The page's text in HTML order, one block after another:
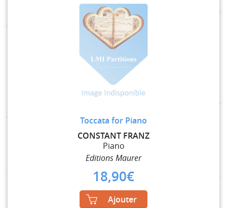
Toccata for Piano
CONSTANT FRANZ
Piano
Editions Maurer
18,90€
Ajouter